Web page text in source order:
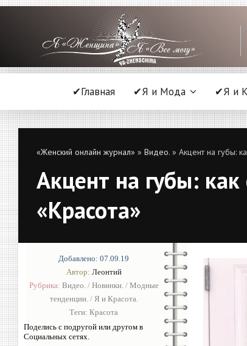
✔Главная ✔Я и Мода ✔Я и
«Женский онлайн журнал» » Видео. » Акцент на губы:
Акцент на губы:
«Красота»
Добавлено: 07.09.19
Автор: Леонтий
Рубрика: Видео./ Новинки./ Модные
тенденции./ Я и Красота.
Теги: Красота
Поделись с подругой или другом в
Социальных сетях.